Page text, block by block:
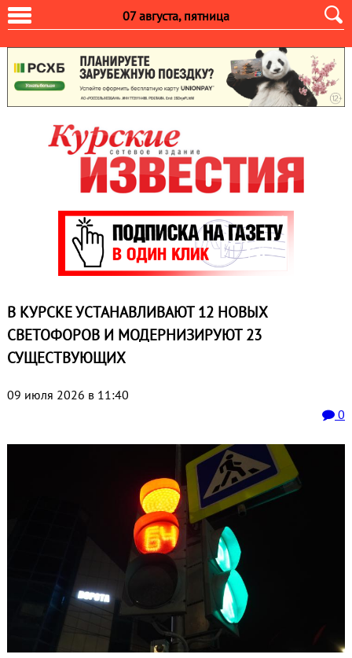
07 августа, пятница
В КУРСКЕ УСТАНАВЛИВАЮТ 12 НОВЫХ
СВЕТОФОРОВ И МОДЕРНИЗИРУЮТ 23
СУЩЕСТВУЮЩИХ
09 июля 2026 в 11:40
0